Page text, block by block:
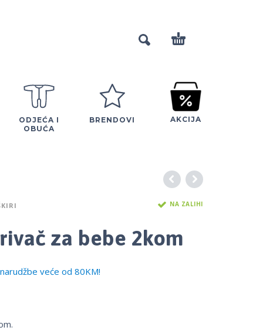
ODJEĆA I
OBUĆA
BRENDOVI AKCIJA
NA ZALIHI
za bebe 2kom
veće od 80KM!